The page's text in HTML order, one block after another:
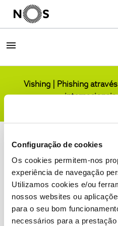
Configuração de cookies
Os cookies permitem-nos
experiência de navegação
Utilizamos cookies e/ou
nossos websites ou
para o seu bom
necessários para a
Vishing | Phishing
Condições do Fórum NOS